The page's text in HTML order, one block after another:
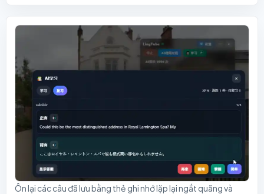
Ôn lại các câu đã lưu bằng thẻ ghi nhớ lặp lại ngắt quãng và